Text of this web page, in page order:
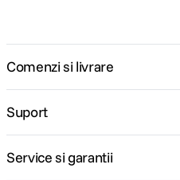
Comenzi si livrare
Suport
Service si garantii